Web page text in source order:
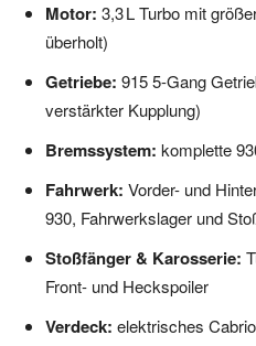
Motor: 3,3 L Turbo mit
überholt)
Getriebe: 915 5-Gang
verstärkter Kupplung)
Bremssystem: komplette
Fahrwerk: Vorder- und
930, Fahrwerkslager und
Stoßfänger & Karosserie:
Front- und Heckspoiler
Verdeck: elektrisches